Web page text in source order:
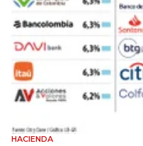
HACIENDA